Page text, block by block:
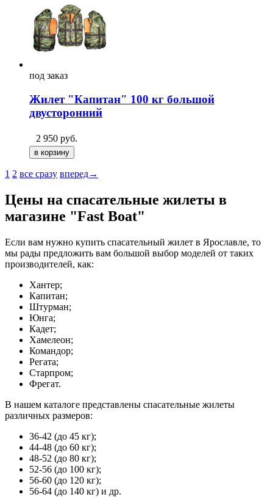
под заказ
Жилет "Капитан" 100 кг большой
двусторонний
2 950 руб.
1 2 все сразу вперед→
Цены на спасательные жилеты в
магазине "Fast Boat"
Если вам нужно купить спасательный жилет в Ярославле, то
мы рады предложить вам большой выбор моделей от таких
производителей, как:
Хантер;
Капитан;
Штурман;
Юнга;
Кадет;
Хамелеон;
Командор;
Регата;
Старпром;
Фрегат.
В нашем каталоге представлены спасательные жилеты
различных размеров:
36-42 (до 45 кг);
44-48 (до 60 кг);
48-52 (до 80 кг);
52-56 (до 100 кг);
56-60 (до 120 кг);
56-64 (до 140 кг) и др.